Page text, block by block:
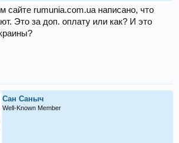
сайте rumunia.com.ua написано, что
Это за доп. оплату или как? И это
Сан Саныч
Well-Known Member